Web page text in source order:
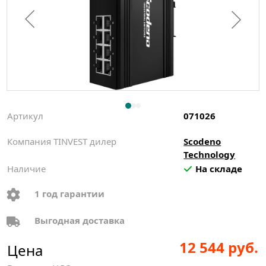
Артикул 071026
Компания TINVEST дилер
Scodeno
Technology
Наличие
На складе
1 год гарантии
Выгодная доставка
Цена 12 544 руб.